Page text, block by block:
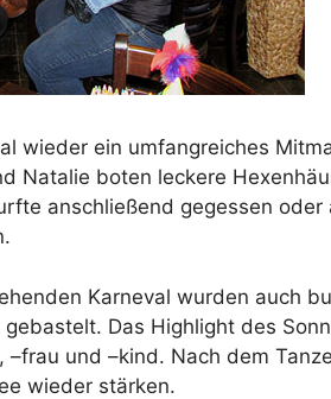
wieder ein umfangreiches
Natalie boten leckere
anschließend gegessen
Karneval wurden auch
Das Highlight des
–frau und –kind. Nach dem
wieder stärken.